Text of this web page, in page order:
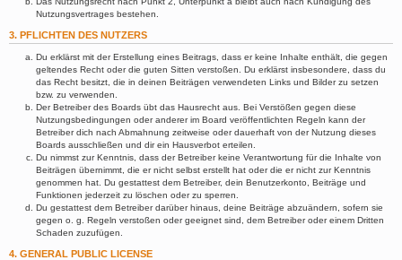
Nutzungsvertrages bestehen.
3. PFLICHTEN DES NUTZERS
Du erklärst mit der Erstellung eines Beitrags, dass er keine Inhalte enthält, die gegen
geltendes Recht oder die guten Sitten verstoßen. Du erklärst insbesondere, dass du
das Recht besitzt, die in deinen Beiträgen verwendeten Links und Bilder zu setzen
bzw. zu verwenden.
Der Betreiber des Boards übt das Hausrecht aus. Bei Verstößen gegen diese
Nutzungsbedingungen oder anderer im Board veröffentlichten Regeln kann der
Betreiber dich nach Abmahnung zeitweise oder dauerhaft von der Nutzung dieses
Boards ausschließen und dir ein Hausverbot erteilen.
Du nimmst zur Kenntnis, dass der Betreiber keine Verantwortung für die Inhalte von
Beiträgen übernimmt, die er nicht selbst erstellt hat oder die er nicht zur Kenntnis
genommen hat. Du gestattest dem Betreiber, dein Benutzerkonto, Beiträge und
Funktionen jederzeit zu löschen oder zu sperren.
Du gestattest dem Betreiber darüber hinaus, deine Beiträge abzuändern, sofern sie
gegen o. g. Regeln verstoßen oder geeignet sind, dem Betreiber oder einem Dritten
Schaden zuzufügen.
4. GENERAL PUBLIC LICENSE